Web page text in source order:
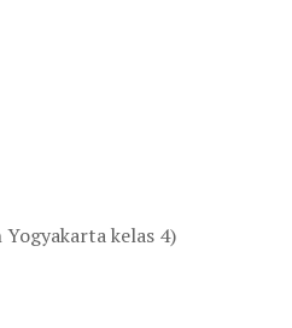
kelas 4)